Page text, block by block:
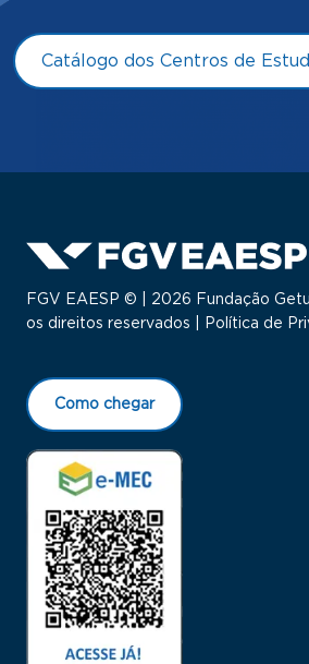
Catálogo dos Centros de
FGV EAESP © | 2026 Fundação
os direitos reservados |
Política de
Como chegar